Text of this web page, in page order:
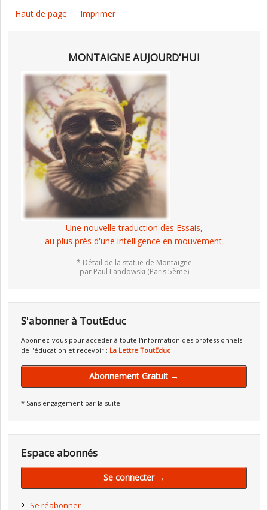
Haut de page Imprimer
MONTAIGNE AUJOURD'HUI
Une nouvelle traduction des Essais,
au plus près d'une intelligence en mouvement.
* Détail de la statue de Montaigne
par Paul Landowski (Paris 5ème)
S'abonner à ToutEduc
Abonnez-vous pour accéder à toute l'information des professionnels
de l'éducation et recevoir : La Lettre ToutEduc
Abonnement Gratuit →
* Sans engagement par la suite.
Espace abonnés
Se connecter →
Se réabonner